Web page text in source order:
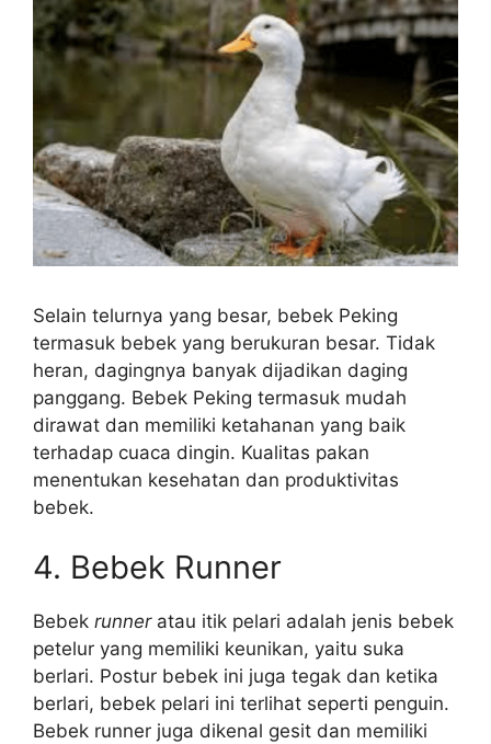
Selain telurnya yang besar, bebek Peking
termasuk bebek yang berukuran besar. Tidak
heran, dagingnya banyak dijadikan daging
panggang. Bebek Peking termasuk mudah
dirawat dan memiliki ketahanan yang baik
terhadap cuaca dingin. Kualitas pakan
menentukan kesehatan dan produktivitas
bebek.
4. Bebek Runner
Bebek runneratau itik pelari adalah jenis bebek
petelur yang memiliki keunikan, yaitu suka
berlari. Postur bebek ini juga tegak dan ketika
berlari, bebek pelari ini terlihat seperti penguin.
Bebek runner juga dikenal gesit dan memiliki